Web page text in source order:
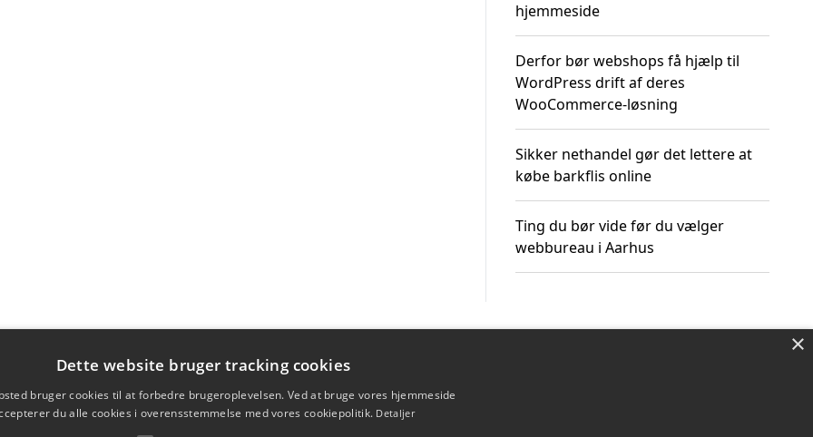
hjemmeside
Derfor bør webshops få hjælp til
WordPress drift af deres
WooCommerce-løsning
Sikker nethandel gør det lettere at
købe barkflis online
Ting du bør vide før du vælger
webbureau i Aarhus
×
Dette website bruger tracking cookies
bruger cookies til at forbedre brugeroplevelsen. Ved at bruge vores hjemmeside
du alle cookies i overensstemmelse med vores cookiepolitik. Detaljer